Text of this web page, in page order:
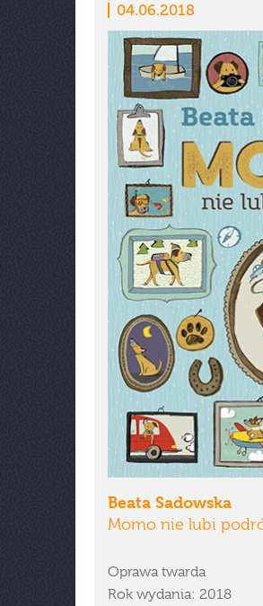
04.06.2018
Beata Sadowska
Momo nie lubi
Oprawa twarda
Rok wydania: 2018